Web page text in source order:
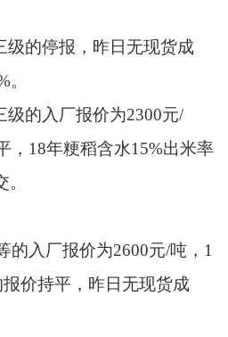
的停报，昨日无现货成
的入厂报价为2300元/
，18年粳稻含水15%出米率
入厂报价为2600元/吨，1
价持平，昨日无现货成